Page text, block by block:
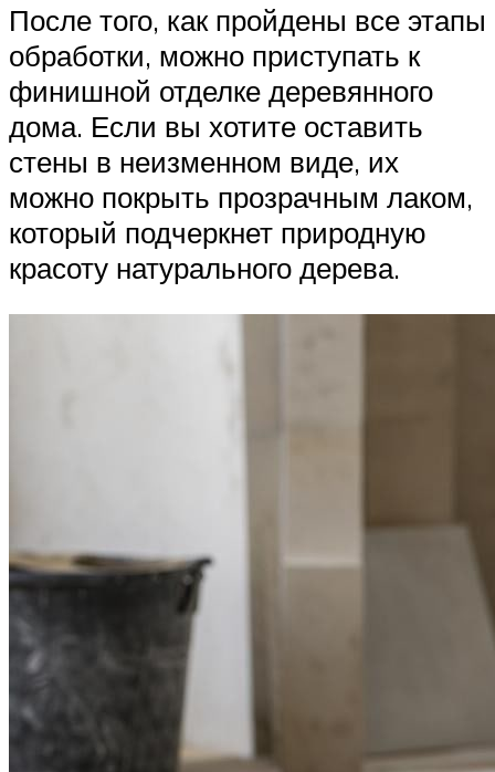
После того, как пройдены все этапы
обработки, можно приступать к
финишной отделке деревянного
дома. Если вы хотите оставить
стены в неизменном виде, их
можно покрыть прозрачным лаком,
который подчеркнет природную
красоту натурального дерева.